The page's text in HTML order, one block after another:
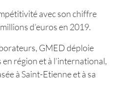
avec son chiffre
d’euros en 2019.
GMED déploie
région et à l’international,
à Saint-Etienne et à sa